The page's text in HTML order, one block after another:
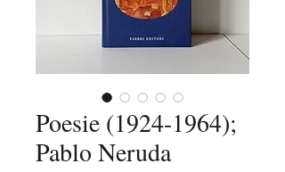
Poesie (1924-1964);
Pablo Neruda